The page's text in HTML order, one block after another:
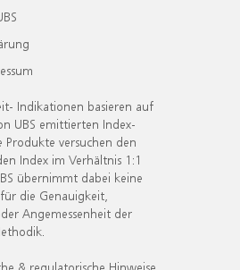
Indikationen basieren auf
UBS emittierten Index-
Produkte versuchen den
Index im Verhältnis 1:1
übernimmt dabei keine
die Genauigkeit,
Angemessenheit der